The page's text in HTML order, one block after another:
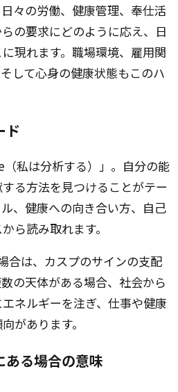
々の労働、健康管理、奉仕活
の要求にどのように応え、日
現れます。職場環境、雇用関
して心身の健康状態もこのハ
ド
私は分析する）」。自分の能
る方法を見つけることがテー
、健康への向き合い方、自己
ら読み取れます。
合は、カスプのサインの支配
の天体がある場合、社会から
ネルギーを注ぎ、仕事や健康
があります。
る場合の意味